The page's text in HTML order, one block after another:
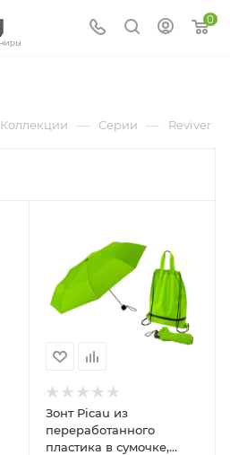
0
Коллекции — Серии — Reviver
Зонт Picau из
переработанного
пластика в сумочке,